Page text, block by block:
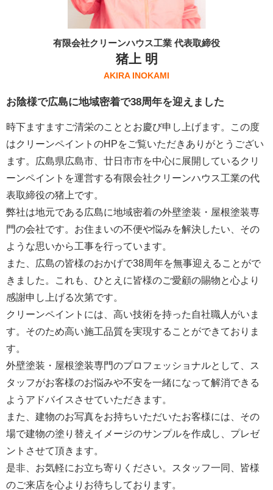
有限会社クリーンハウス工業 代表取締役
猪上 明
AKIRA INOKAMI
お陰様で広島に地域密着で38周年を迎えました
時下ますますご清栄のこととお慶び申し上げます。この度
はクリーンペイントのHPをご覧いただきありがとうござい
ます。広島県広島市、廿日市市を中心に展開しているクリ
ーンペイントを運営する有限会社クリーンハウス工業の代
表取締役の猪上です。
弊社は地元である広島に地域密着の外壁塗装・屋根塗装専
門の会社です。お住まいの不便や悩みを解決したい、その
ような思いから工事を行っています。
また、広島の皆様のおかげで38周年を無事迎えることがで
きました。これも、ひとえに皆様のご愛顧の賜物と心より
感謝申し上げる次第です。
クリーンペイントには、高い技術を持った自社職人がいま
す。そのため高い施工品質を実現することができておりま
す。
外壁塗装・屋根塗装専門のプロフェッショナルとして、ス
タッフがお客様のお悩みや不安を一緒になって解消できる
ようアドバイスさせていただきます。
また、建物のお写真をお持ちいただいたお客様には、その
場で建物の塗り替えイメージのサンプルを作成し、プレゼ
ントさせて頂きます。
是非、お気軽にお立ち寄りください。スタッフ一同、皆様
のご来店を心よりお待ちしております。